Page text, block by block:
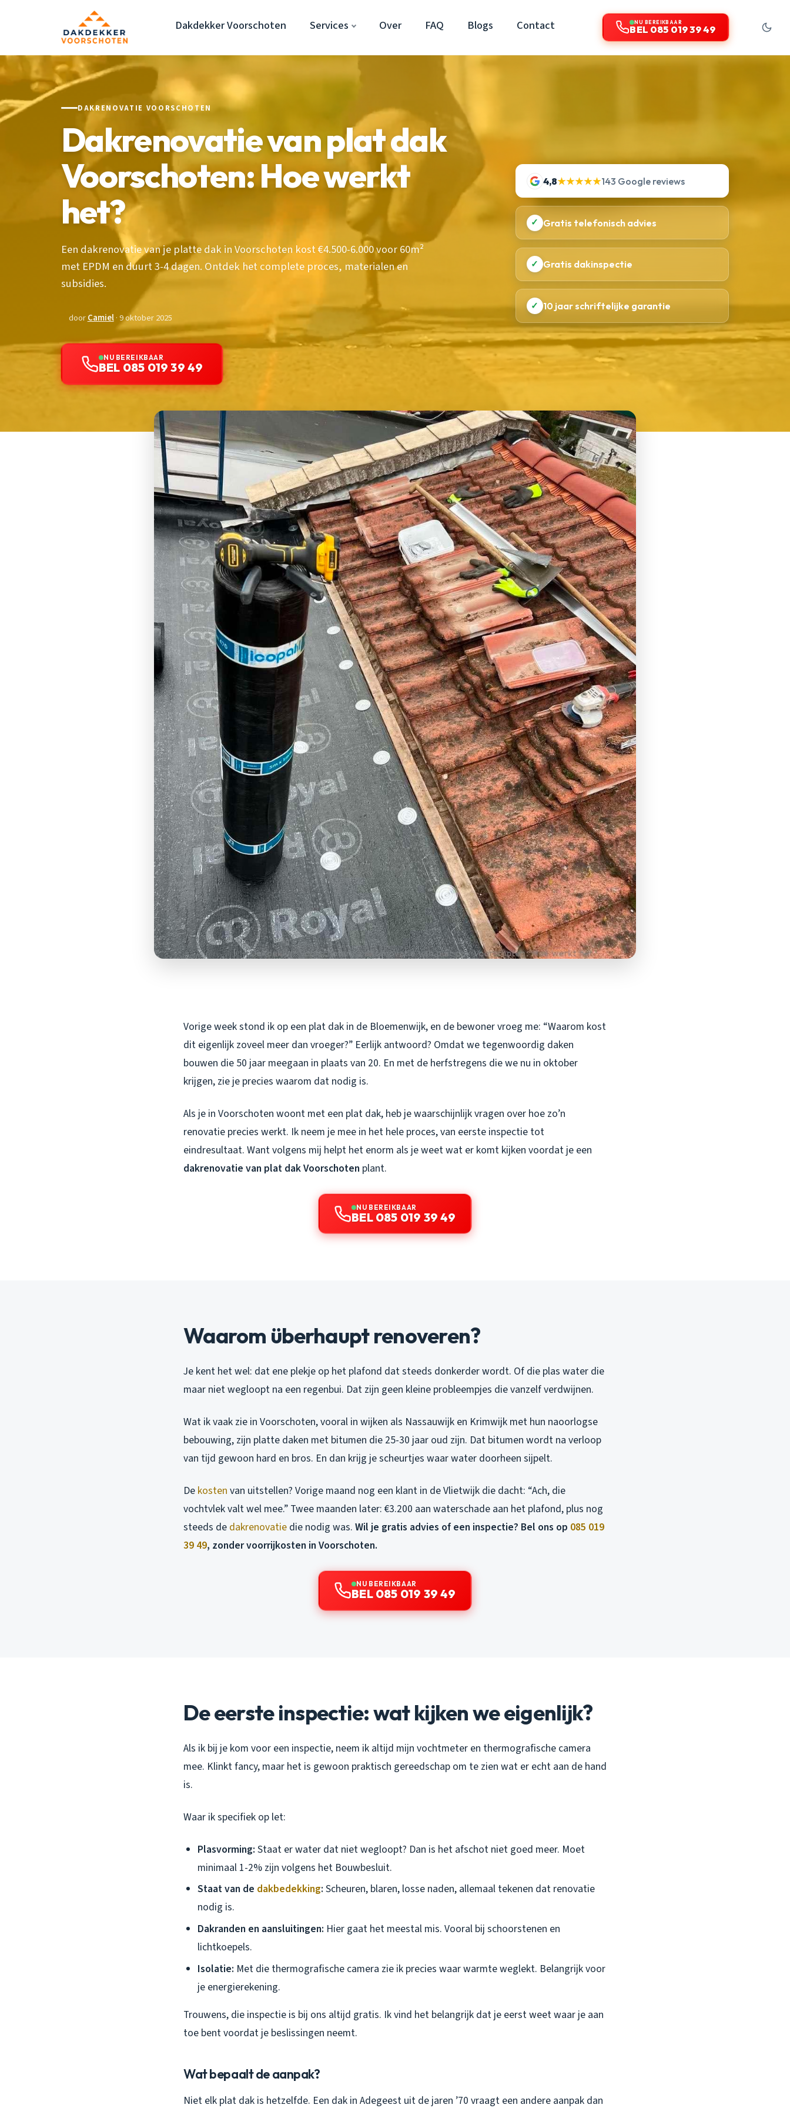
Dakdekker Voorschoten Services Over FAQ Blogs Contact NU BEREIKBAAR
BEL 085 019 39 49
DAKRENOVATIE VOORSCHOTEN
Dakrenovatie van plat dak
Voorschoten: Hoe werkt
het?
Een dakrenovatie van je platte dak in Voorschoten kost €4.500-6.000 voor 60m²
met EPDM en duurt 3-4 dagen. Ontdek het complete proces, materialen en
subsidies.
doorCamiel· 9 oktober 2025
NU BEREIKBAAR
BEL 085 019 39 49
4,8★★★★★143 Google reviews
✓ Gratis telefonisch advies
✓ Gratis dakinspectie
✓ 10 jaar schriftelijke garantie
Vorige week stond ik op een plat dak in de Bloemenwijk, en de bewoner vroeg me: “Waarom kost
dit eigenlijk zoveel meer dan vroeger?” Eerlijk antwoord? Omdat we tegenwoordig daken
bouwen die 50 jaar meegaan in plaats van 20. En met de herfstregens die we nu in oktober
krijgen, zie je precies waarom dat nodig is.
Als je in Voorschoten woont met een plat dak, heb je waarschijnlijk vragen over hoe zo’n
renovatie precies werkt. Ik neem je mee in het hele proces, van eerste inspectie tot
eindresultaat. Want volgens mij helpt het enorm als je weet wat er komt kijken voordat je een
dakrenovatie van plat dak Voorschoten plant.
NU BEREIKBAAR
BEL 085 019 39 49
Waarom überhaupt renoveren?
Je kent het wel: dat ene plekje op het plafond dat steeds donkerder wordt. Of die plas water die
maar niet wegloopt na een regenbui. Dat zijn geen kleine probleempjes die vanzelf verdwijnen.
Wat ik vaak zie in Voorschoten, vooral in wijken als Nassauwijk en Krimwijk met hun naoorlogse
bebouwing, zijn platte daken met bitumen die 25-30 jaar oud zijn. Dat bitumen wordt na verloop
van tijd gewoon hard en bros. En dan krijg je scheurtjes waar water doorheen sijpelt.
De kosten van uitstellen? Vorige maand nog een klant in de Vlietwijk die dacht: “Ach, die
vochtvlek valt wel mee.” Twee maanden later: €3.200 aan waterschade aan het plafond, plus nog
steeds de dakrenovatie die nodig was. Wil je gratis advies of een inspectie? Bel ons op 085 019
39 49, zonder voorrijkosten in Voorschoten.
NU BEREIKBAAR
BEL 085 019 39 49
De eerste inspectie: wat kijken we eigenlijk?
Als ik bij je kom voor een inspectie, neem ik altijd mijn vochtmeter en thermografische camera
mee. Klinkt fancy, maar het is gewoon praktisch gereedschap om te zien wat er echt aan de hand
is.
Waar ik specifiek op let:
Plasvorming: Staat er water dat niet wegloopt? Dan is het afschot niet goed meer. Moet
minimaal 1-2% zijn volgens het Bouwbesluit.
Staat van de dakbedekking: Scheuren, blaren, losse naden, allemaal tekenen dat renovatie
nodig is.
Dakranden en aansluitingen: Hier gaat het meestal mis. Vooral bij schoorstenen en
lichtkoepels.
Isolatie: Met die thermografische camera zie ik precies waar warmte weglekt. Belangrijk voor
je energierekening.
Trouwens, die inspectie is bij ons altijd gratis. Ik vind het belangrijk dat je eerst weet waar je aan
toe bent voordat je beslissingen neemt.
Wat bepaalt de aanpak?
Niet elk plat dak is hetzelfde. Een dak in Adegeest uit de jaren ’70 vraagt een andere aanpak dan